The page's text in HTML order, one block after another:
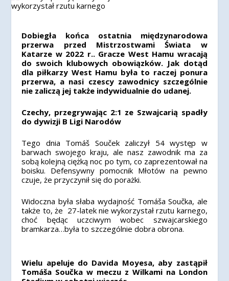
Dobiegła końca ostatnia międzynarodowa
przerwa przed Mistrzostwami Świata w
Katarze w 2022 r.. Gracze West Hamu wracają
do swoich klubowych obowiązków. Jak dotąd
dla piłkarzy West Hamu była to raczej ponura
przerwa, a nasi czescy zawodnicy szczególnie
nie zaliczą jej także indywidualnie do udanej.
Czechy, przegrywając 2:1 ze Szwajcarią spadły
do dywizji B Ligi Narodów
Tego dnia Tomáš Souček zaliczył 54 występ w
barwach swojego kraju, ale nasz zawodnik ma za
sobą kolejną ciężką noc po tym, co zaprezentował na
boisku. Defensywny pomocnik Młotów na pewno
czuje, że przyczynił się do porażki.
Widoczna była słaba wydajność Tomáša Součka, ale
także to, że 27-latek nie wykorzystał rzutu karnego,
choć będąc uczciwym wobec szwajcarskiego
bramkarza…była to szczególnie dobra obrona.
Wielu apeluje do Davida Moyesa, aby zastąpił
Tomáša Součka w meczu z Wilkami na London